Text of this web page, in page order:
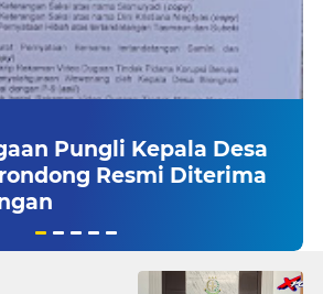
Pungli Kepala Desa
Resmi Diterima